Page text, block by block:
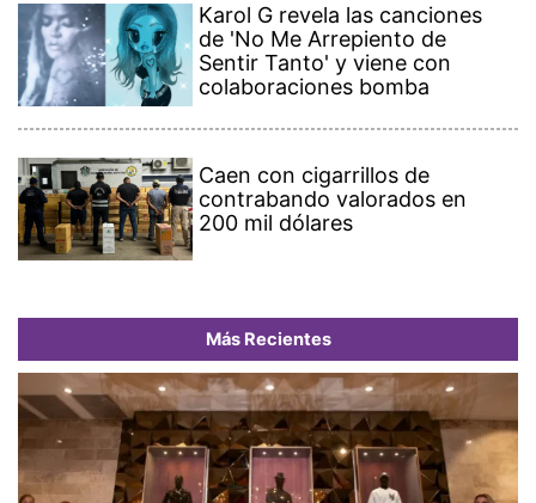
Karol G revela las canciones
de 'No Me Arrepiento de
Sentir Tanto' y viene con
colaboraciones bomba
Caen con cigarrillos de
contrabando valorados en
200 mil dólares
Más Recientes